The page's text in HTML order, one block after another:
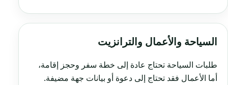
السياحة والأعمال والترانزيت
طلبات السياحة تحتاج عادة إلى خطة سفر وحجز إقامة،
أما الأعمال فقد تحتاج إلى دعوة أو بيانات جهة مضيفة.